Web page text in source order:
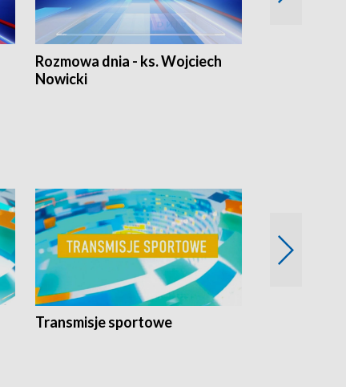
Rozmowa dnia - ks. Wojciech
Nowicki
Transmisje sportowe